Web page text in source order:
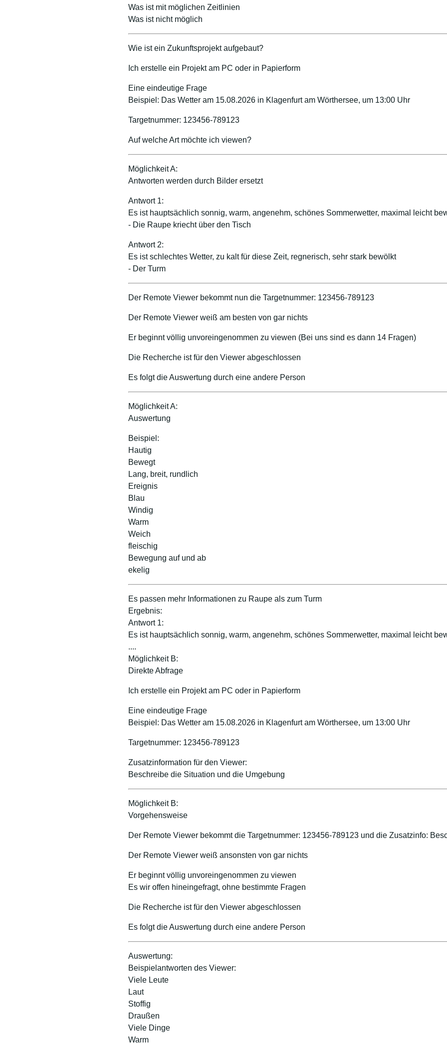
Was ist mit möglichen Zeitlinien
Was ist nicht möglich
Wie ist ein Zukunftsprojekt aufgebaut?
Ich erstelle ein Projekt am PC oder in Papierform
Eine eindeutige Frage
Beispiel: Das Wetter am 15.08.2026 in Klagenfurt am Wörthersee, um 13:00 Uhr
Targetnummer: 123456-789123
Auf welche Art möchte ich viewen?
Möglichkeit A:
Antworten werden durch Bilder ersetzt
Antwort 1:
Es ist hauptsächlich sonnig, warm, angenehm, schönes Sommerwetter, maximal leicht
- Die Raupe kriecht über den Tisch
Antwort 2:
Es ist schlechtes Wetter, zu kalt für diese Zeit, regnerisch, sehr stark bewölkt
- Der Turm
Der Remote Viewer bekommt nun die Targetnummer: 123456-789123
Der Remote Viewer weiß am besten von gar nichts
Er beginnt völlig unvoreingenommen zu viewen (Bei uns sind es dann 14 Fragen)
Die Recherche ist für den Viewer abgeschlossen
Es folgt die Auswertung durch eine andere Person
Möglichkeit A:
Auswertung
Beispiel:
Hautig
Bewegt
Lang, breit, rundlich
Ereignis
Blau
Windig
Warm
Weich
fleischig
Bewegung auf und ab
ekelig
Es passen mehr Informationen zu Raupe als zum Turm
Ergebnis:
Antwort 1:
Es ist hauptsächlich sonnig, warm, angenehm, schönes Sommerwetter, maximal leicht
....
Möglichkeit B:
Direkte Abfrage
Ich erstelle ein Projekt am PC oder in Papierform
Eine eindeutige Frage
Beispiel: Das Wetter am 15.08.2026 in Klagenfurt am Wörthersee, um 13:00 Uhr
Targetnummer: 123456-789123
Zusatzinformation für den Viewer:
Beschreibe die Situation und die Umgebung
Möglichkeit B:
Vorgehensweise
Der Remote Viewer bekommt die Targetnummer: 123456-789123 und die Zusatzinfo:
Der Remote Viewer weiß ansonsten von gar nichts
Er beginnt völlig unvoreingenommen zu viewen
Es wir offen hineingefragt, ohne bestimmte Fragen
Die Recherche ist für den Viewer abgeschlossen
Es folgt die Auswertung durch eine andere Person
Auswertung:
Beispielantworten des Viewer:
Viele Leute
Laut
Stoffig
Draußen
Viele Dinge
Warm